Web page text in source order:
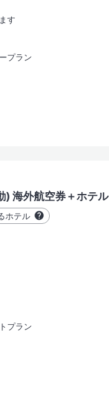
す
プラン
) 海外航空券＋ホテル
ホテル
プラン